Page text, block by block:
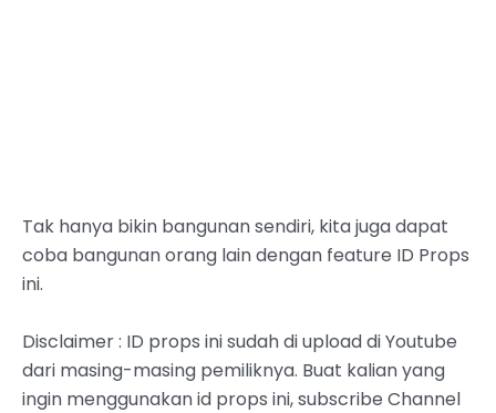
Tak hanya bikin bangunan sendiri, kita juga dapat
coba bangunan orang lain dengan feature ID Props
ini.
Disclaimer : ID props ini sudah di upload di Youtube
dari masing-masing pemiliknya. Buat kalian yang
ingin menggunakan id props ini, subscribe Channel